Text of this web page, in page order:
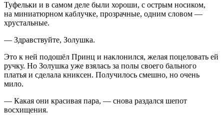
Туфельки и в самом деле были хороши, с острым носиком,
на миниатюрном каблучке, прозрачные, одним словом —
хрустальные.
— Здравствуйте, Золушка.
Это к ней подошёл Принц и наклонился, желая поцеловать ей
ручку. Но Золушка уже взялась за полы своего бального
платья и сделала книксен. Получилось смешно, но очень
мило.
— Какая они красивая пара, — снова раздался шепот
восхищения.